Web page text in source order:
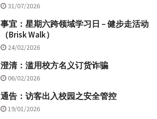
31/07/2026
事宜：星期六跨领域学习日 – 健步走活动
（Brisk Walk）
24/02/2026
澄清：滥用校方名义订货诈骗
06/02/2026
通告：访客出入校园之安全管控
19/01/2026